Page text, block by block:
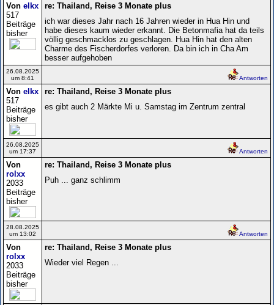
Von elkx
517
Beiträge
bisher
re: Thailand, Reise 3 Monate plus
ich war dieses Jahr nach 16 Jahren wieder in Hua Hin und
habe dieses kaum wieder erkannt. Die Betonmafia hat da teils
völlig geschmacklos zu geschlagen. Hua Hin hat den alten
Charme des Fischerdorfes verloren. Da bin ich in Cha Am
besser aufgehoben
26.08.2025
um 8:41
Antworten
Von elkx
517
Beiträge
bisher
re: Thailand, Reise 3 Monate plus
es gibt auch 2 Märkte Mi u. Samstag im Zentrum zentral
26.08.2025
um 17:37
Antworten
Von
rolxx
2033
Beiträge
bisher
re: Thailand, Reise 3 Monate plus
Puh ... ganz schlimm
28.08.2025
um 13:02
Antworten
Von
rolxx
2033
Beiträge
bisher
re: Thailand, Reise 3 Monate plus
Wieder viel Regen ...